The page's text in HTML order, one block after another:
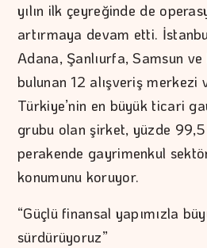
yılın ilk çeyreğinde de
artırmaya devam etti.
Adana, Şanlıurfa, Samsun
bulunan 12 alışveriş merkezi
Türkiye’nin en büyük ticari
grubu olan şirket, yüzde
perakende gayrimenkul
konumunu koruyor.
“Güçlü finansal yapımızla
sürdürüyoruz”